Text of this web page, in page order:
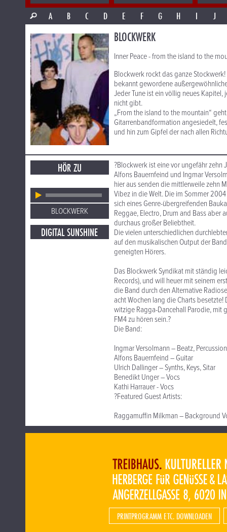
A
B C D E F G H I J
BLOCKWERK
Inner Peace - from the island to the
Blockwerk rockt das ganze
bekannt gewordene
Jeder Tune ist ein völlig neues
nicht gibt.
„From the island to the mountain“
Gitarrenbandformation angesiedelt,
und hin zum Gipfel der nach allen
HÖR ZU
BLOCKWERK
DIGITAL SUNSHINE
?Blockwerk ist eine vor ungefähr zehn
Alfons Bauernfeind und Ingmar
hier aus senden die mittlerweile zehn
Vibez in die Welt. Die im Sommer
sich eines Genre-übergreifenden
Reggae, Electro, Drum and Bass aber
durchaus großer Beliebtheit.
Die vielen unterschiedlichen
auf den musikalischen Output der
geneigten Hörers.
Das Blockwerk Syndikat mit ständig
Records), und will heuer mit seinem
die Band durch den Alternative
acht Wochen lang die Charts
witzige Ragga-Dancehall Parodie,
FM4 zu hören sein.?
Die Band:
Ingmar Versolmann – Beatz, Percussion
Alfons Bauernfeind – Guitar
Ulrich Dallinger – Synths, Keys, Sitar
Benedikt Unger – Vocs
Kathi Harrauer - Vocs
?Featured Guest Artists:
Raggamuffin Milkman – Background
PRINTPROGRAMM ETC. DOWNLOADEN